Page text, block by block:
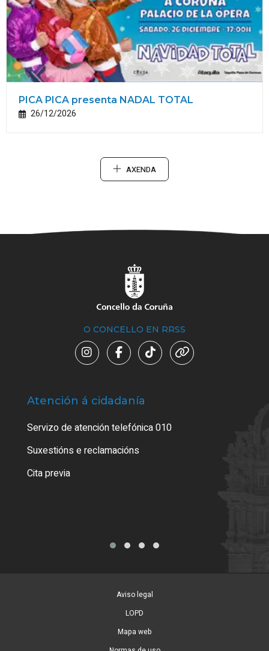
PICA PICA presenta NADAL TOTAL
26/12/2026
AXENDA
O CONCELLO EN RRSS
Atención á cidadanía
Servizo de atención telefónica 010
Suxestións e reclamacións
Cita previa
Aviso legal
LOPD
Mapa web